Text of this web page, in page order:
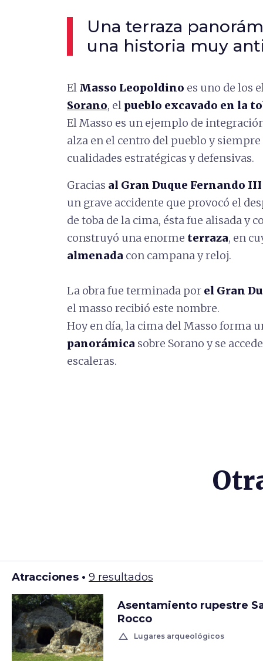
Una terraza
una historia muy
El Masso Leopoldino es uno de los
Sorano, el pueblo excavado en la
El Masso es un ejemplo de
alza en el centro del pueblo y
cualidades estratégicas y defensivas.
Gracias al Gran Duque Fernando
un grave accidente que provocó el
de toba de la cima, ésta fue alisada y
construyó una enorme terraza, en
almenada con campana y reloj.
La obra fue terminada por el Gran
el masso recibió este nombre.
Hoy en día, la cima del Masso forma
panorámica sobre Sorano y se
escaleras.
Atracciones • 9 resultados
Asentamiento rupestre
Rocco
change_history Lugares arqueológicos